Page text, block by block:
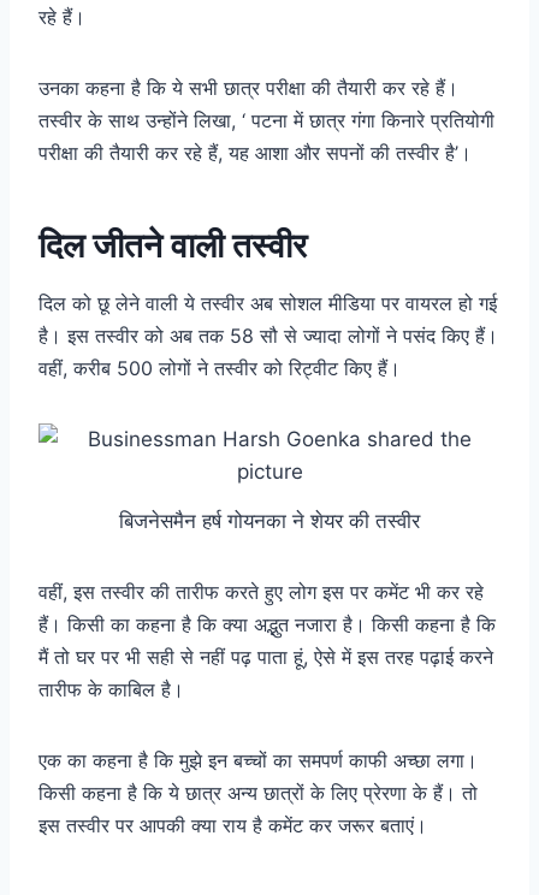
रहे हैं।
उनका कहना है कि ये सभी छात्र परीक्षा की तैयारी कर रहे हैं।
तस्वीर के साथ उन्होंने लिखा, ‘ पटना में छात्र गंगा किनारे प्रतियोगी
परीक्षा की तैयारी कर रहे हैं, यह आशा और सपनों की तस्वीर है’।
दिल जीतने वाली तस्वीर
दिल को छू लेने वाली ये तस्वीर अब सोशल मीडिया पर वायरल हो गई
है। इस तस्वीर को अब तक 58 सौ से ज्यादा लोगों ने पसंद किए हैं।
वहीं, करीब 500 लोगों ने तस्वीर को रिट्वीट किए हैं।
बिजनेसमैन हर्ष गोयनका ने शेयर की तस्वीर
वहीं, इस तस्वीर की तारीफ करते हुए लोग इस पर कमेंट भी कर रहे
हैं। किसी का कहना है कि क्या अद्भुत नजारा है। किसी कहना है कि
मैं तो घर पर भी सही से नहीं पढ़ पाता हूं, ऐसे में इस तरह पढ़ाई करने
तारीफ के काबिल है।
एक का कहना है कि मुझे इन बच्चों का समपर्ण काफी अच्छा लगा।
किसी कहना है कि ये छात्र अन्य छात्रों के लिए प्रेरणा के हैं। तो
इस तस्वीर पर आपकी क्या राय है कमेंट कर जरूर बताएं।